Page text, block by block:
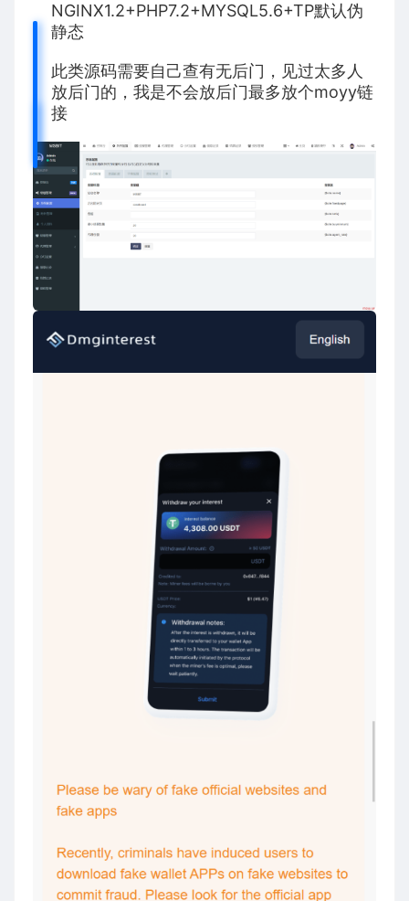
NGINX1.2+PHP7.2+MYSQL5.6+TP默认伪
静态
此类源码需要自己查有无后门，见过太多人
放后门的，我是不会放后门最多放个moyy链
接